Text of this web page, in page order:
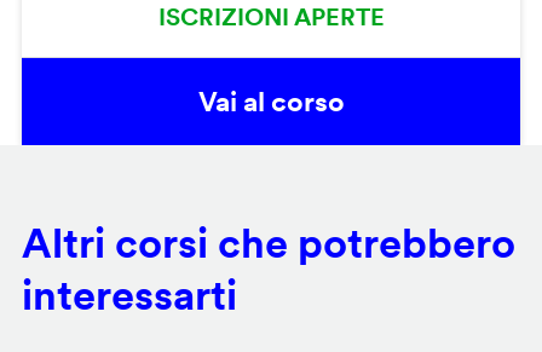
ISCRIZIONI APERTE
Vai al corso
Altri corsi che potrebbero
interessarti